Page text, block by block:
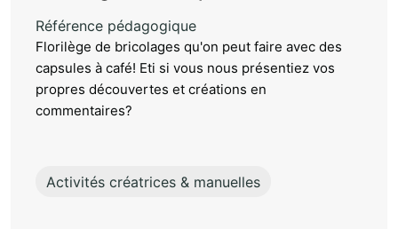
Référence pédagogique
Florilège de bricolages qu'on peut faire avec des
capsules à café! Eti si vous nous présentiez vos
propres découvertes et créations en
commentaires?
Activités créatrices & manuelles